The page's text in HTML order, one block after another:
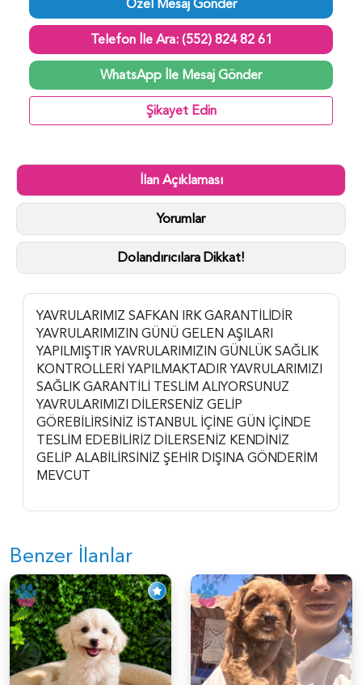
Özel Mesaj Gönder
Telefon İle Ara: (552) 824 82 61
WhatsApp İle Mesaj Gönder
Şikayet Edin
İlan Açıklaması
Yorumlar
Dolandırıcılara Dikkat!
YAVRULARIMIZ SAFKAN IRK GARANTİLİDİR
YAVRULARIMIZIN GÜNÜ GELEN AŞILARI
YAPILMIŞTIR YAVRULARIMIZIN GÜNLÜK SAĞLIK
KONTROLLERİ YAPILMAKTADIR YAVRULARIMIZI
SAĞLIK GARANTİLİ TESLİM ALIYORSUNUZ
YAVRULARIMIZI DİLERSENİZ GELİP
GÖREBİLİRSİNİZ İSTANBUL İÇİNE GÜN İÇİNDE
TESLİM EDEBİLİRİZ DİLERSENİZ KENDİNİZ
GELİP ALABİLİRSİNİZ ŞEHİR DIŞINA GÖNDERİM
MEVCUT
Benzer İlanlar